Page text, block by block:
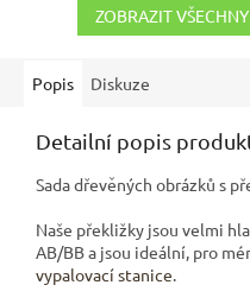
ZOBRAZIT
Popis Diskuze
Detailní popis
Sada dřevěných obrázků s
Naše překližky jsou velmi
AB/BB a jsou ideální, pro
vypalovací stanice